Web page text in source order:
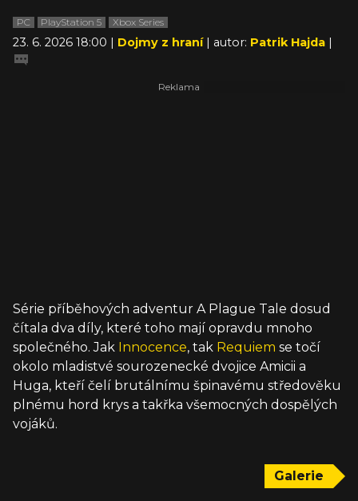
PC PlayStation 5 Xbox Series
23. 6. 2026 18:00 | Dojmy z hraní | autor: Patrik Hajda |
Série příběhových adventur A Plague Tale dosud
čítala dva díly, které toho mají opravdu mnoho
společného. Jak Innocence, tak Requiem se točí
okolo mladistvé sourozenecké dvojice Amicii a
Huga, kteří čelí brutálnímu špinavému středověku
plnému hord krys a takřka všemocných dospělých
vojáků.
Galerie